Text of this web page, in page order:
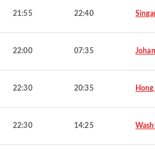
21:55 22:40
22:00 07:35
22:30 20:35
22:30 14:25